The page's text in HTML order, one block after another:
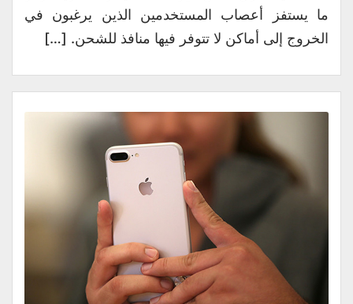
ما يستفز أعصاب المستخدمين الذين يرغبون في
الخروج إلى أماكن لا تتوفر فيها منافذ للشحن. […]